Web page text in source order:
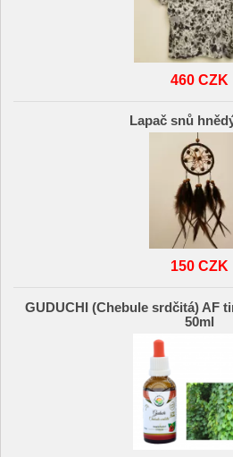
460 CZK
Lapač snů
150 CZK
GUDUCHI (Chebule srdčitá) AF
50ml